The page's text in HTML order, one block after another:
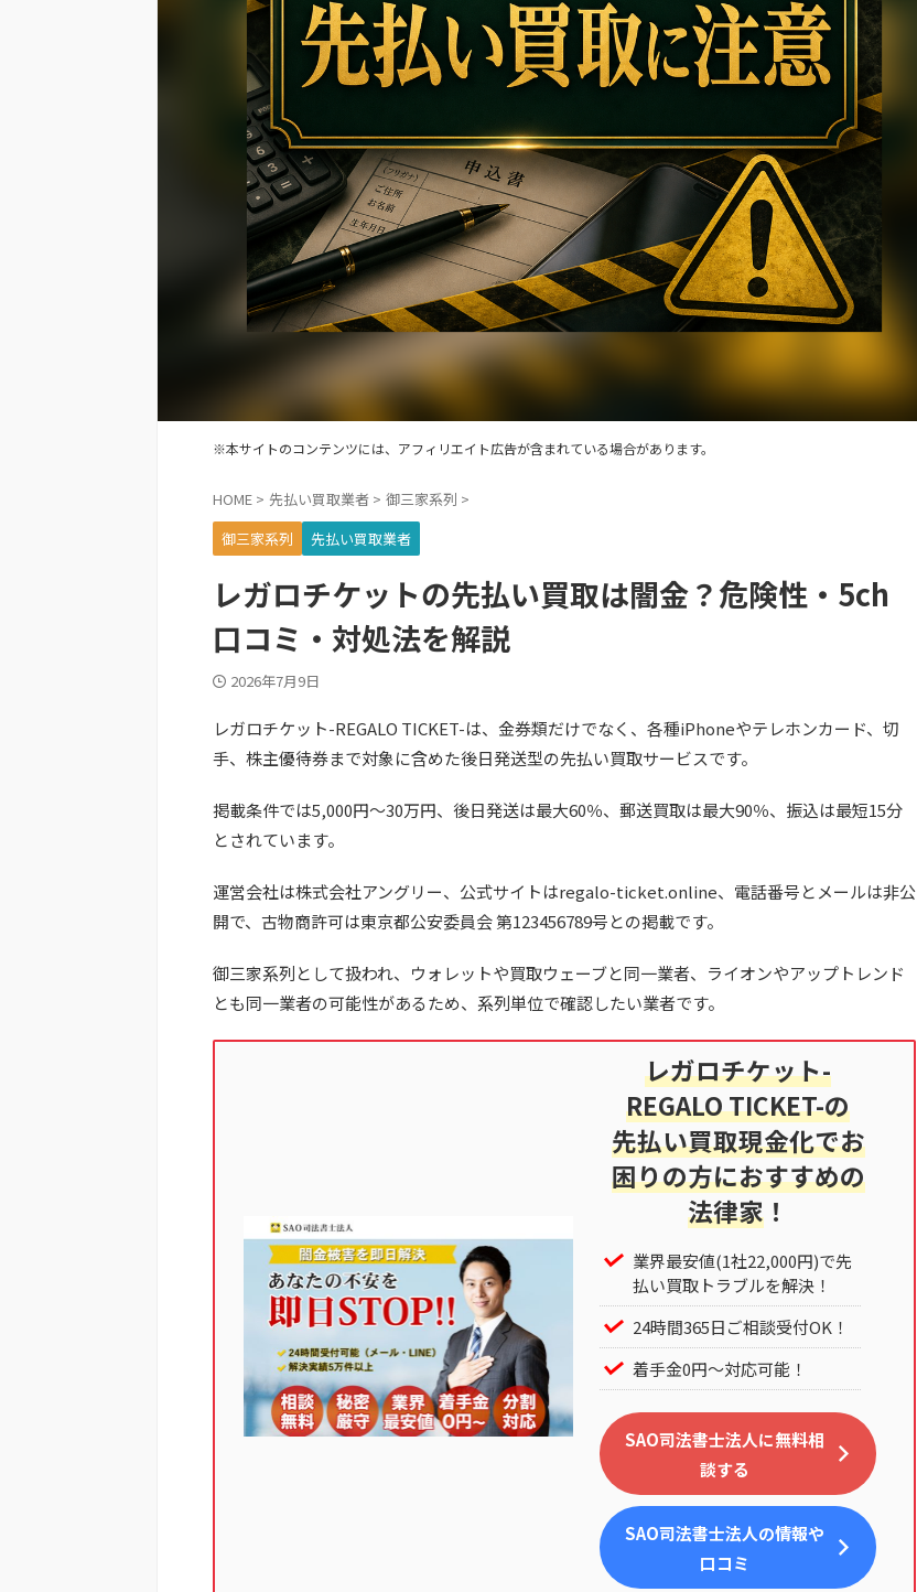
※本サイトのコンテンツには、アフィリエイト広告が含まれている場合があります。
HOME > 先払い買取業者 > 御三家系列 >
御三家系列
先払い買取業者
レガロチケットの先払い買取は闇金？危険性・5ch
口コミ・対処法を解説
2026年7月9日
レガロチケット-REGALO TICKET-は、金券類だけでなく、各種iPhoneやテレホンカード、切
手、株主優待券まで対象に含めた後日発送型の先払い買取サービスです。
掲載条件では5,000円～30万円、後日発送は最大60％、郵送買取は最大90％、振込は最短15分
とされています。
運営会社は株式会社アングリー、公式サイトはregalo-ticket.online、電話番号とメールは非公
開で、古物商許可は東京都公安委員会 第123456789号との掲載です。
御三家系列として扱われ、ウォレットや買取ウェーブと同一業者、ライオンやアップトレンド
とも同一業者の可能性があるため、系列単位で確認したい業者です。
レガロチケット-
REGALO TICKET-の
先払い買取現金化でお
困りの方におすすめの
法律家！
業界最安値(1社22,000円)で先
払い買取トラブルを解決！
24時間365日ご相談受付OK！
着手金0円～対応可能！
SAO司法書士法人に無料相
談する
SAO司法書士法人の情報や
口コミ